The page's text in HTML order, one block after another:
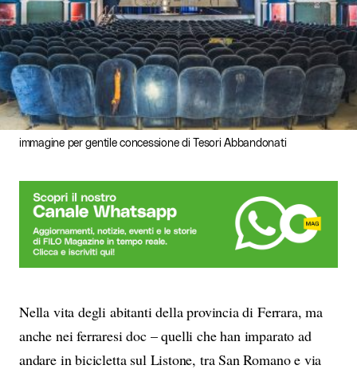
immagine per gentile concessione di Tesori Abbandonati
Nella vita degli abitanti della provincia di Ferrara, ma
anche nei ferraresi doc – quelli che han imparato ad
andare in bicicletta sul Listone, tra San Romano e via